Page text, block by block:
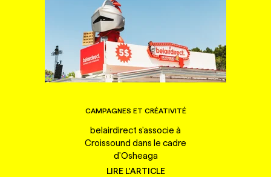
CAMPAGNES ET CRÉATIVITÉ
belairdirect s'associe à
Croissound dans le cadre
d'Osheaga
LIRE L'ARTICLE